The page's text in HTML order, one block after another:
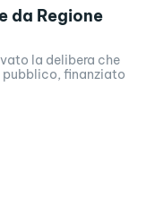
da Regione
la delibera che
pubblico, finanziato